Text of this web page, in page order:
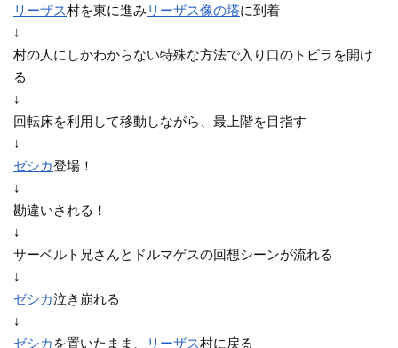
リーザス村を東に進み リーザス像の塔に到着
↓
村の人にしかわからない特殊な方法で入り口のトビラを開け
る
↓
回転床を利用して移動しながら、最上階を目指す
↓
ゼシカ登場！
↓
勘違いされる！
↓
サーベルト兄さんとドルマゲスの回想シーンが流れる
↓
ゼシカ泣き崩れる
↓
ゼシカ を置いたまま、 リーザス村に戻る